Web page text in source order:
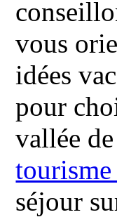
vous
idées
pour
vallée
séjour